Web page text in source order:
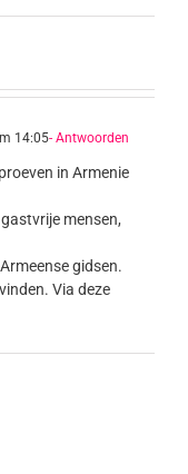
14:05- Antwoorden
in Armenie
mensen,
gidsen.
Via deze